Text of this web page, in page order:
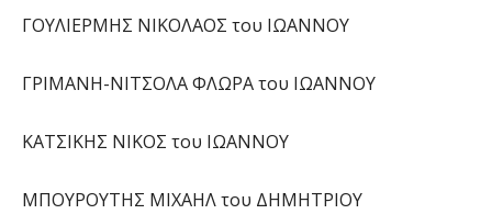
ΓΟΥΛΙΕΡΜΗΣ ΝΙΚΟΛΑΟΣ του ΙΩΑΝΝΟΥ
ΓΡΙΜΑΝΗ-ΝΙΤΣΟΛΑ ΦΛΩΡΑ του ΙΩΑΝΝΟΥ
ΚΑΤΣΙΚΗΣ ΝΙΚΟΣ του ΙΩΑΝΝΟΥ
ΜΠΟΥΡΟΥΤΗΣ ΜΙΧΑΗΛ του ΔΗΜΗΤΡΙΟΥ